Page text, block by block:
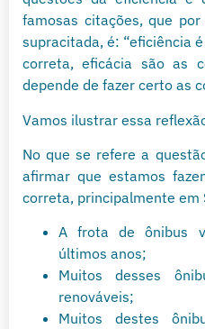
famosas citações, que
supracitada, é: “eficiência
correta, eficácia são as
depende de fazer certo as
Vamos ilustrar essa
No que se refere a
afirmar que estamos
correta, principalmente em
A frota de ônibus
últimos anos;
Muitos desses
renováveis;
Muitos destes